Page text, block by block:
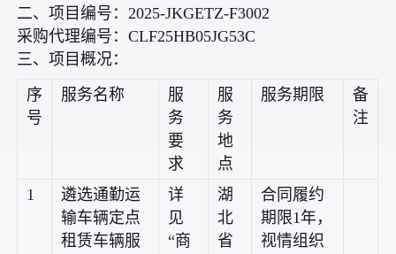
二、项目编号：2025-JKGETZ-F3002
采购代理编号：CLF25HB05JG53C
三、项目概况：
序
号
服务名称
服
务
要
求
服
务
地
点
服务期限
备
注
1
遴选通勤运
输车辆定点
租赁车辆服
详
见
“商
湖
北
省
合同履约
期限1年，
视情组织